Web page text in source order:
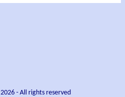
2026- All rights reserved